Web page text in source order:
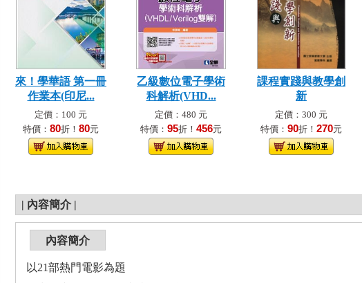
來！學華語 第一冊
作業本(印尼...
定價：100 元
特價： 80折！ 80元
乙級數位電子學術
科解析(VHD...
定價：480 元
特價： 95折！ 456元
課程實踐與教學創
新
定價：300 元
特價： 90折！ 270元
| 內容簡介 |
內容簡介
以21部熱門電影為題